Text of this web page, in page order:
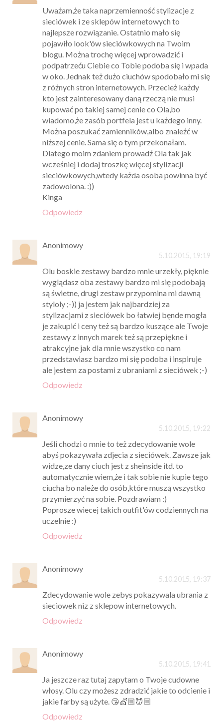
Uważam,że taka naprzemienność stylizacje z
sieciówek i ze sklepów internetowych to
najlepsze rozwiązanie. Ostatnio mało się
pojawiło look'ów sieciówkowych na Twoim
blogu. Można trochę więcej wprowadzić i
podpatrzeću Ciebie co Tobie podoba się i wpada
w oko. Jednak też dużo ciuchów spodobało mi się
z różnych stron internetowych. Przecież każdy
kto jest zainteresowany daną rzeczą nie musi
kupować po takiej samej cenie co Ola,bo
wiadomo,że zasób portfela jest u każdego inny.
Można poszukać zamienników,albo znaleźć w
niższej cenie. Sama się o tym przekonałam.
Dlatego moim zdaniem prowadź Ola tak jak
wcześniej i dodaj troszkę więcej stylizacji
sieciówkowych,wtedy każda osoba powinna być
zadowolona. :))
Kinga
Odpowiedz
Anonimowy
5.10.2015, 19:19
Olu boskie zestawy bardzo mnie urzekły, pięknie
wyglądasz oba zestawy bardzo mi się podobają
są świetne, drugi zestaw przypomina mi dawną
styloly ;-)) ja jestem jak najbardziej za
stylizacjami z sieciówek bo łatwiej bęnde mogła
je zakupić i ceny też są bardzo kuszące ale Twoje
zestawy z innych marek też są przepiękne i
atrakcyjne jak dla mnie wszystko co nam
przedstawiasz bardzo mi się podoba i inspiruje
ale jestem za postami z ubraniami z sieciówek ;-)
Odpowiedz
Anonimowy
5.10.2015, 19:22
Jeśli chodzi o mnie to też zdecydowanie wole
abyś pokazywała zdjecia z sieciówek. Zawsze jak
widze,ze dany ciuch jest z sheinside itd. to
automatycznie wiem,że i tak sobie nie kupie tego
ciucha bo należe do osób,które muszą wszystko
przymierzyć na sobie. Pozdrawiam :)
Poprosze wiecej takich outfit'ów codziennych na
uczelnie :)
Odpowiedz
Anonimowy
5.10.2015, 19:37
Zdecydowanie wole zebys pokazywala ubrania z
sieciowek niz z sklepow internetowych.
Odpowiedz
Anonimowy
5.10.2015, 19:41
Ja jeszcze raz tutaj zapytam o Twoje cudowne
włosy. Olu czy możesz zdradzić jakie to odcienie i
jakie farby są użyte. 😘💇🏼💆🏼
Odpowiedz